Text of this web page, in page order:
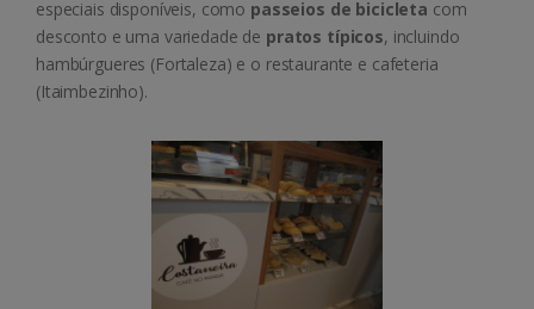
especiais disponíveis, como passeios de bicicleta com
desconto e uma variedade de pratos típicos, incluindo
hambúrgueres (Fortaleza) e o restaurante e cafeteria
(Itaimbezinho).